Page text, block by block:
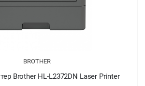
BROTHER
Brother HL-L2372DN Laser Printer